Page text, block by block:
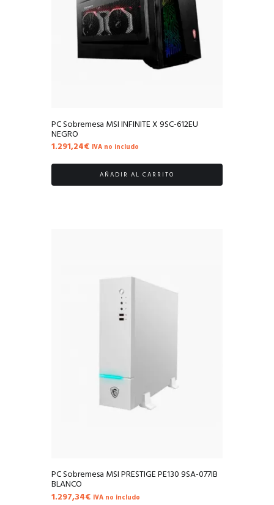
PC Sobremesa MSI INFINITE X 9SC-612EU
NEGRO
1.291,24€ IVA no includo
AÑADIR AL CARRITO
PC Sobremesa MSI PRESTIGE PE130 9SA-077IB
BLANCO
1.297,34€ IVA no includo